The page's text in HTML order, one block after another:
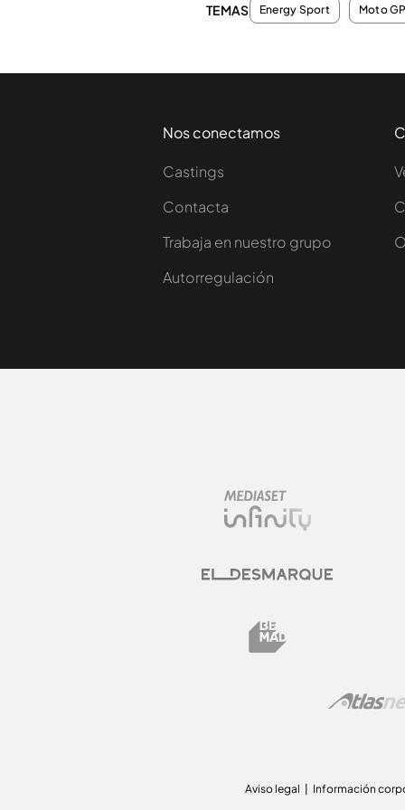
TEMAS Energy Sport Moto
Nos conectamos
Castings
Contacta
Trabaja en nuestro grupo
Autorregulación
Aviso legal Información